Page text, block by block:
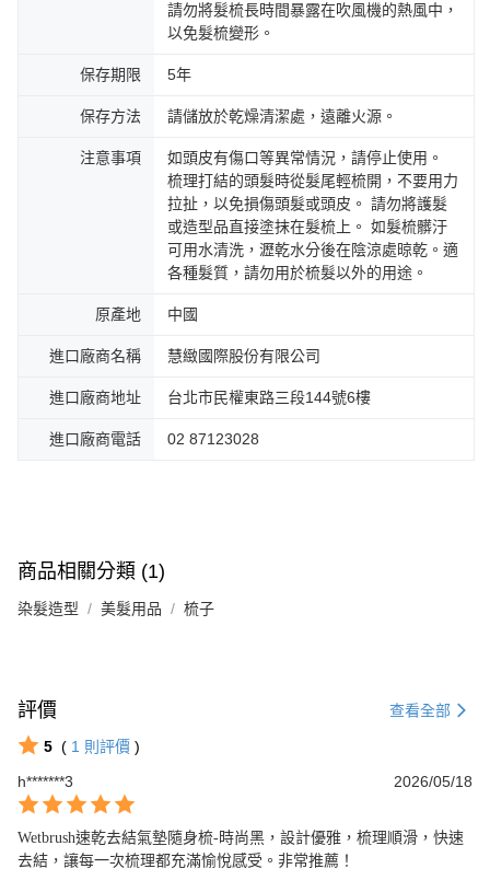
請勿將髮梳長時間暴露在吹風機的熱風中，
以免髮梳變形。
保存期限 5年
保存方法 請儲放於乾燥清潔處，遠離火源。
注意事項
如頭皮有傷口等異常情況，請停止使用。
梳理打結的頭髮時從髮尾輕梳開，不要用力
拉扯，以免損傷頭髮或頭皮。 請勿將護髮
或造型品直接塗抹在髮梳上。 如髮梳髒汙
可用水清洗，瀝乾水分後在陰涼處晾乾。適
各種髮質，請勿用於梳髮以外的用途。
原產地 中國
進口廠商名稱 慧緻國際股份有限公司
進口廠商地址 台北市民權東路三段144號6樓
進口廠商電話 02 87123028
商品相關分類 (1)
染髮造型 美髮用品 梳子
評價 查看全部
5 ( 1 則評價 )
h*******3
2026/05/18
Wetbrush速乾去結氣墊隨身梳-時尚黑，設計優雅，梳理順滑，快速
去結，讓每一次梳理都充滿愉悅感受。非常推薦！